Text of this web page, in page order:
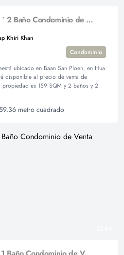
159 metro cuadrado 3 ` 2 Baño Condominio de Venta
Khiri Khan
Condominio
ubicado en Baan San Ploen, en Hua
disponible al precio de venta de
es 159 SQM y 2 baños y 2
metro cuadrado